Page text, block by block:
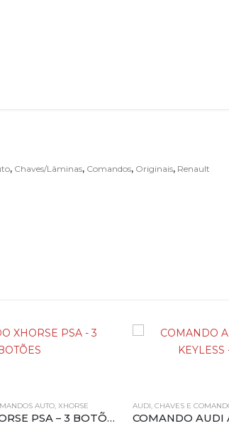
, Chaves/Lâminas, Comandos, Originais, Renault
AUTO, XHORSE
COMANDO XHORSE PSA – 3 BOTÕES
AUDI, CHAVES E